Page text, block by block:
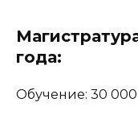
года:
Обучение: 30